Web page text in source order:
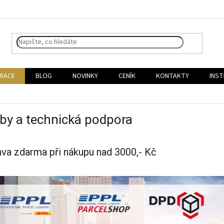
BLOG NOVINKY CENÍK KONTAKTY
a technická podpora
zdarma při nákupu nad 3000,- Kč